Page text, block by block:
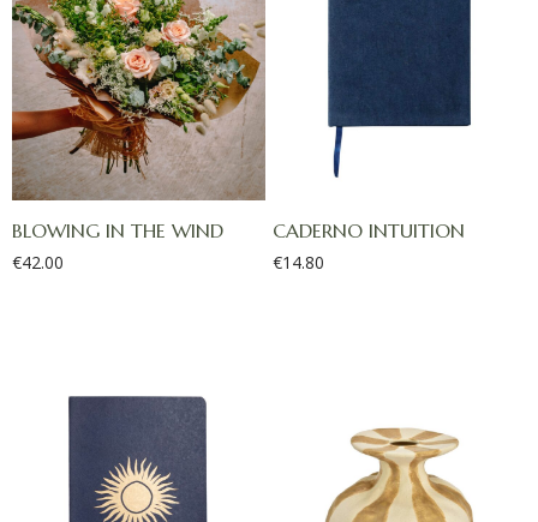
BLOWING IN THE WIND
€42.00
CADERNO INTUITION
€14.80